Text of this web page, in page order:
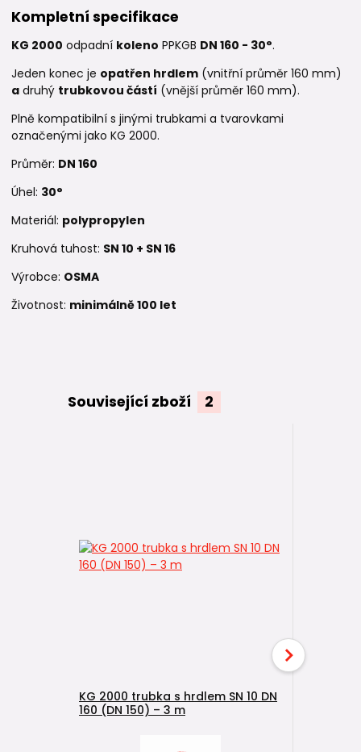
Kompletní specifikace
KG 2000 odpadní koleno PPKGB DN 160 - 30°.
Jeden konec je opatřen hrdlem (vnitřní průměr 160 mm)
a druhý trubkovou částí (vnější průměr 160 mm).
Plně kompatibilní s jinými trubkami a tvarovkami
označenými jako KG 2000.
Průměr: DN 160
Úhel: 30°
Materiál: polypropylen
Kruhová tuhost: SN 10 + SN 16
Výrobce: OSMA
Životnost: minimálně 100 let
Související zboží 2
KG 2000 trubka s hrdlem SN 10 DN
160 (DN 150) – 3 m